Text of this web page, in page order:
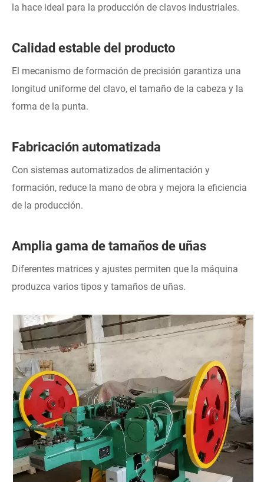
la hace ideal para la producción de clavos industriales.
Calidad estable del producto
El mecanismo de formación de precisión garantiza una
longitud uniforme del clavo, el tamaño de la cabeza y la
forma de la punta.
Fabricación automatizada
Con sistemas automatizados de alimentación y
formación, reduce la mano de obra y mejora la eficiencia
de la producción.
Amplia gama de tamaños de uñas
Diferentes matrices y ajustes permiten que la máquina
produzca varios tipos y tamaños de uñas.